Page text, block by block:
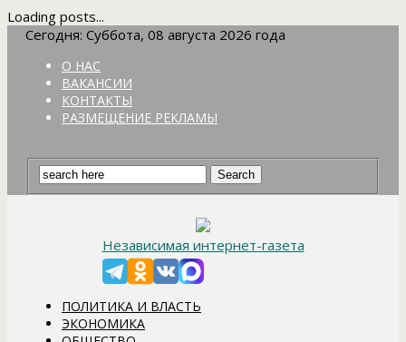
Loading posts...
Сегодня: Суббота, 08 августа 2026 года
О НАС
ВАКАНСИИ
КОНТАКТЫ
РАЗМЕЩЕНИЕ РЕКЛАМЫ
Независимая интернет-газета
ПОЛИТИКА И ВЛАСТЬ
ЭКОНОМИКА